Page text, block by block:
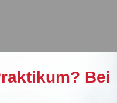
Bei